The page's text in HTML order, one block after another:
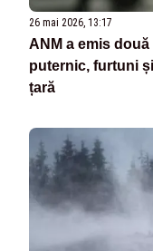
26 mai 2026, 13:17
ANM a emis
puternic, furtuni
țară